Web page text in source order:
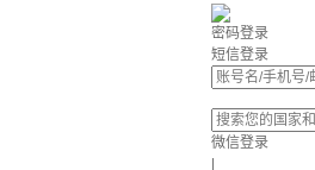
密码登录
短信登录
微信登录